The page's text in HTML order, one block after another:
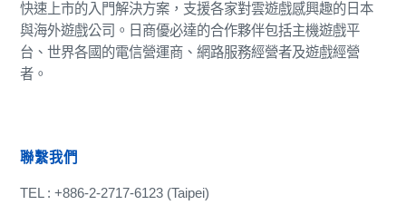
快速上市的入門解決方案，支援各家對雲遊戲感興趣的日本
與海外遊戲公司。日商優必達的合作夥伴包括主機遊戲平
台、世界各國的電信營運商、網路服務經營者及遊戲經營
者。
聯繫我們
TEL : +886-2-2717-6123 (Taipei)